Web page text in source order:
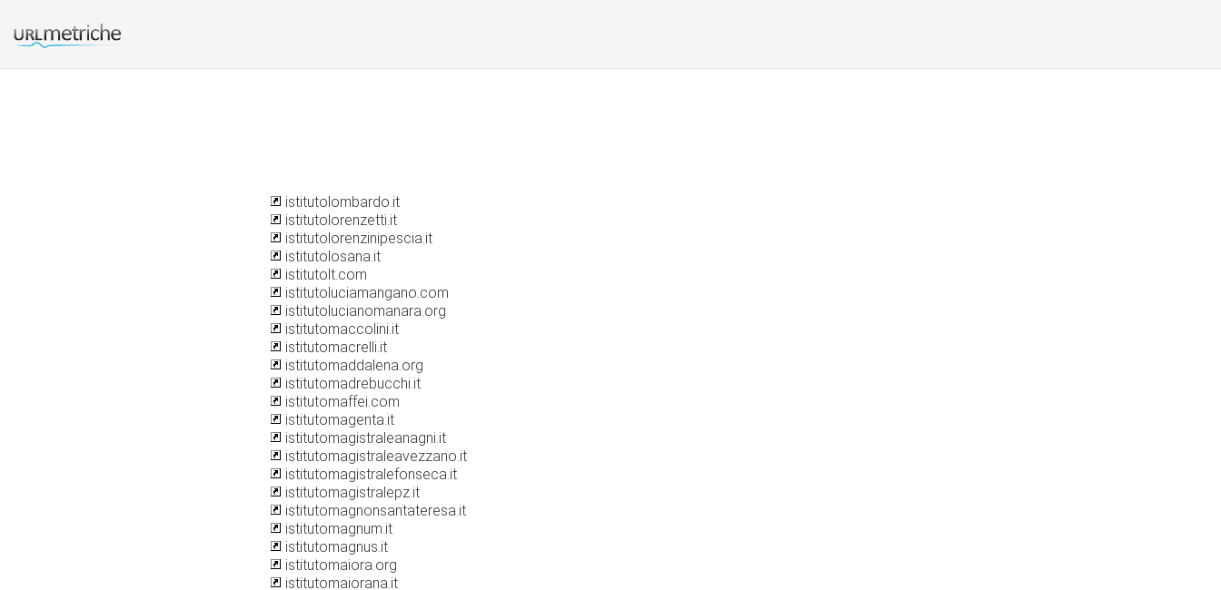
istitutolombardo.it
istitutolorenzetti.it
istitutolorenzinipescia.it
istitutolosana.it
istitutolt.com
istitutoluciamangano.com
istitutolucianomanara.org
istitutomaccolini.it
istitutomacrelli.it
istitutomaddalena.org
istitutomadrebucchi.it
istitutomaffei.com
istitutomagenta.it
istitutomagistraleanagni.it
istitutomagistraleavezzano.it
istitutomagistralefonseca.it
istitutomagistralepz.it
istitutomagnonsantateresa.it
istitutomagnum.it
istitutomagnus.it
istitutomaiora.org
istitutomaiorana.it